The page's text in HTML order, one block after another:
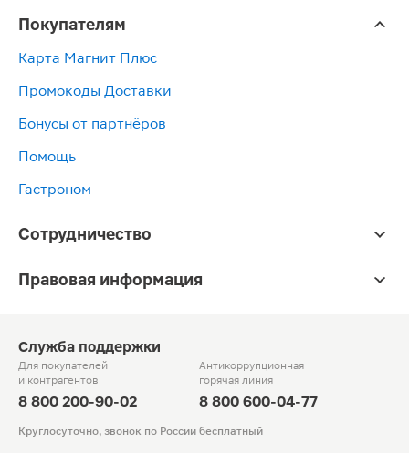
Покупателям
Карта Магнит Плюс
Промокоды Доставки
Бонусы от партнёров
Помощь
Гастроном
Сотрудничество
Правовая информация
Служба поддержки
Для покупателей
и контрагентов
8 800 200-90-02
Антикоррупционная
горячая линия
8 800 600-04-77
Круглосуточно, звонок по России бесплатный